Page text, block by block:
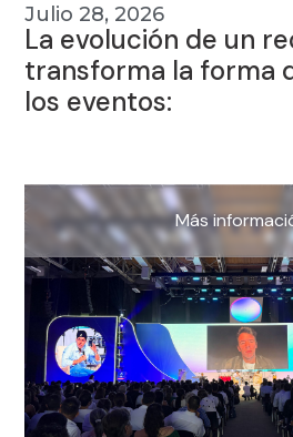
Julio 28, 2026
La evolución de un
transforma la forma
los eventos:
Más